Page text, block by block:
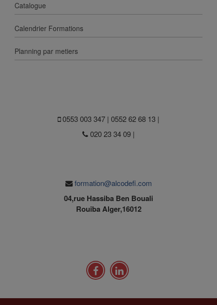
Catalogue
Calendrier Formations
Planning par metiers
0553 003 347 | 0552 62 68 13 |
020 23 34 09 |
formation@alcodefi.com
04,rue Hassiba Ben Bouali
Rouiba Alger,16012